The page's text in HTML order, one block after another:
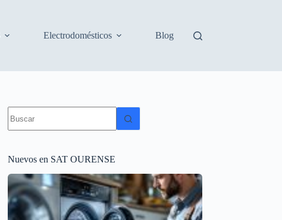
Electrodomésticos Blog
resultados
Nuevos en SAT OURENSE